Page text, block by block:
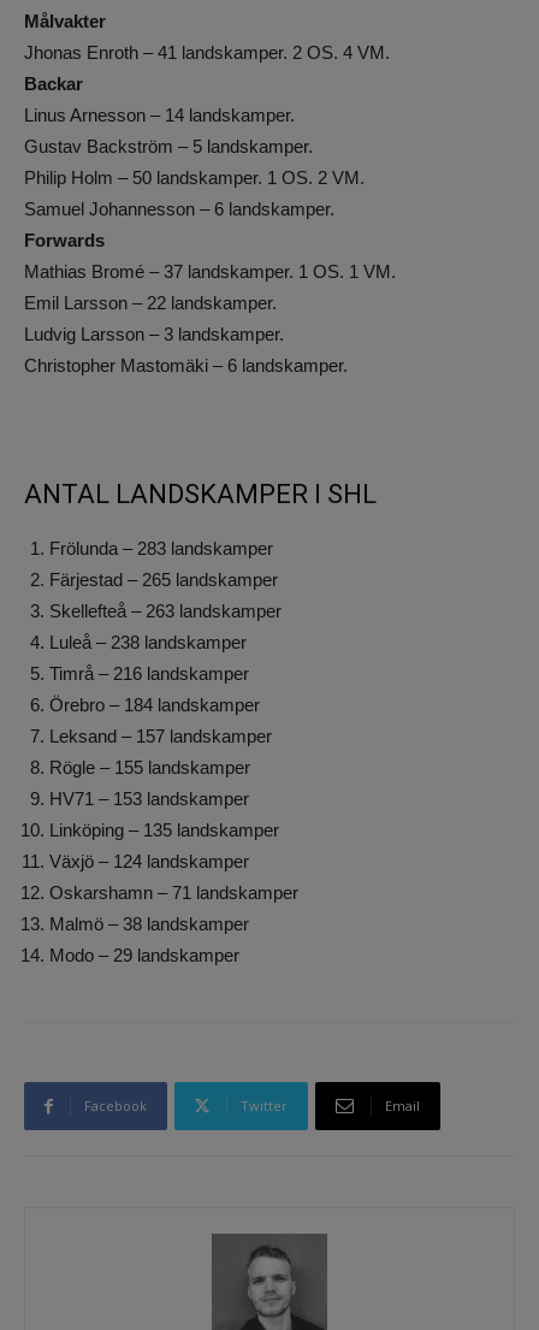
Målvakter
Jhonas Enroth – 41 landskamper. 2 OS. 4 VM.
Backar
Linus Arnesson – 14 landskamper.
Gustav Backström – 5 landskamper.
Philip Holm – 50 landskamper. 1 OS. 2 VM.
Samuel Johannesson – 6 landskamper.
Forwards
Mathias Bromé – 37 landskamper. 1 OS. 1 VM.
Emil Larsson – 22 landskamper.
Ludvig Larsson – 3 landskamper.
Christopher Mastomäki – 6 landskamper.
ANTAL LANDSKAMPER I SHL
Frölunda – 283 landskamper
Färjestad – 265 landskamper
Skellefteå – 263 landskamper
Luleå – 238 landskamper
Timrå – 216 landskamper
Örebro – 184 landskamper
Leksand – 157 landskamper
Rögle – 155 landskamper
HV71 – 153 landskamper
Linköping – 135 landskamper
Växjö – 124 landskamper
Oskarshamn – 71 landskamper
Malmö – 38 landskamper
Modo – 29 landskamper
Facebook Twitter Email